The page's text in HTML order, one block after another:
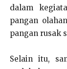
dalam
pangan
pangan rusak
Selain itu,